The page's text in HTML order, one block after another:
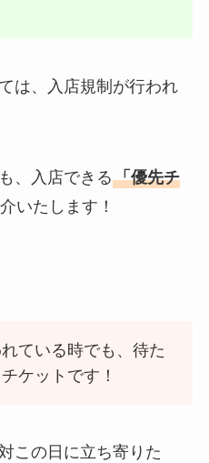
は、入店規制が行われ
、入店できる「優先チ
いたします！
ている時でも、待た
ケットです！
この日に立ち寄りた